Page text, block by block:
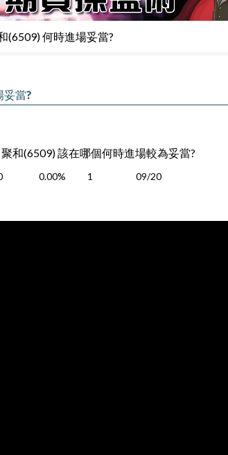
(6509) 何時進場妥當?
妥當?
聚和(6509) 該在哪個何時進場較為妥當?
0.00% 1 09/20